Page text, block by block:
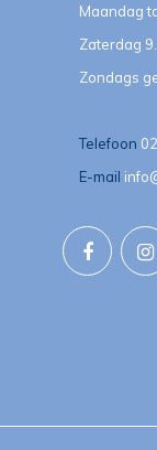
Maandag
Zaterdag
Zondags
Telefoon
E-mail